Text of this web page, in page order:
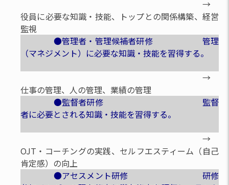
→
役員に必要な知識・技能、トップとの関係構築、経営
監視
●管理者・管理候補者研修 管理
（マネジメント）に必要な知識・技能を習得する。
→
仕事の管理、人の管理、業績の管理
●監督者研修 監督
者に必要とされる知識・技能を習得する。
→
OJT・コーチングの実践、セルフエスティーム（自己
肯定感）の向上
●アセスメント研修 研修